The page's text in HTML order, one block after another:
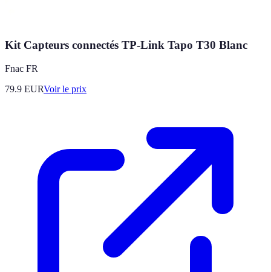
Kit Capteurs connectés TP-Link Tapo T30 Blanc
Fnac FR
79.9 EURVoir le prix